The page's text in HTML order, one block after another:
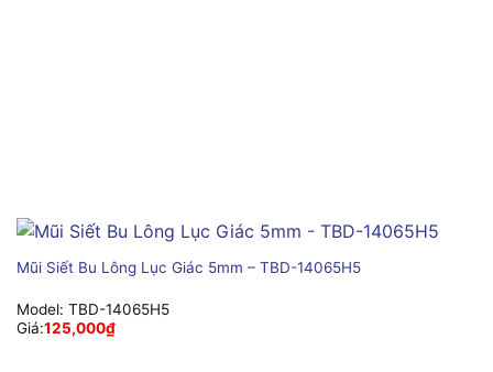
Mũi Siết Bu Lông Lục Giác 5mm – TBD-14065H5
Model: TBD-14065H5
Giá:125,000₫